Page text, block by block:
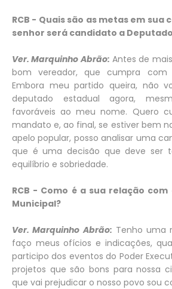
RCB - Quais são as metas em sua
senhor será candidato a
Ver. Marquinho Abrão: Antes de
bom vereador, que cumpra com
Embora meu partido queira, não
deputado estadual agora,
favoráveis ao meu nome. Quero
mandato e, ao final, se estiver bem
apelo popular, posso analisar uma
que é uma decisão que deve ser
equilíbrio e sobriedade.
RCB - Como é a sua relação com
Municipal?
Ver. Marquinho Abrão: Tenho uma
faço meus ofícios e indicações,
participo dos eventos do Poder
projetos que são bons para nossa
que vai prejudicar o nosso povo sou